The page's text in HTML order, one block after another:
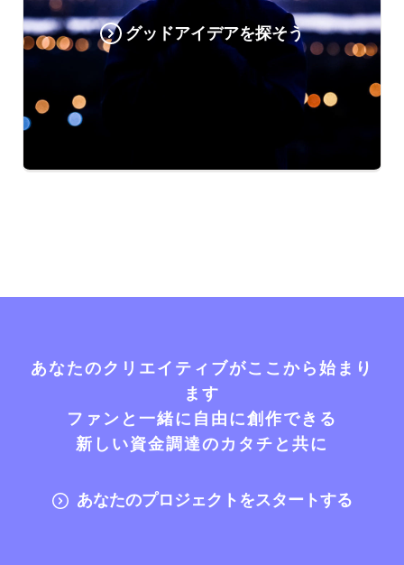
グッドアイデアを探そう
あなたのクリエイティブがここから始まり
ます
ファンと一緒に自由に創作できる
新しい資金調達のカタチと共に
あなたのプロジェクトをスタートする